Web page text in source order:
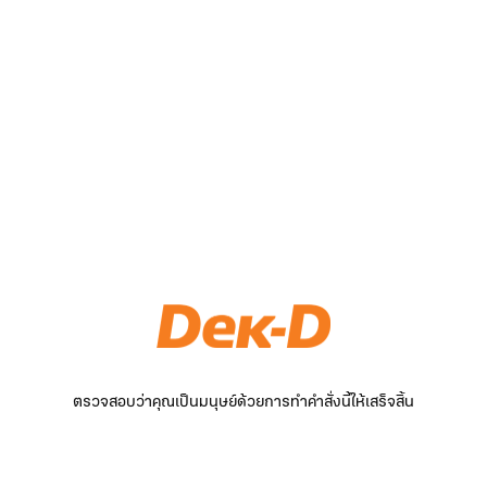
ตรวจสอบว่าคุณเป็นมนุษย์ด้วยการทำคำสั่งนี้ให้เสร็จสิ้น